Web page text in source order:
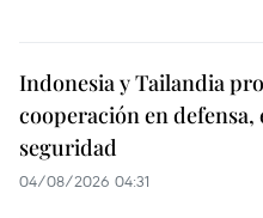
Indonesia y Tailandia
cooperación en defensa,
seguridad
04/08/2026 04:31